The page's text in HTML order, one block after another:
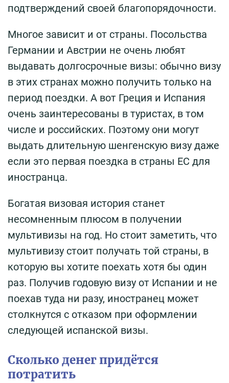
подтверждений своей благопорядочности.
Многое зависит и от страны. Посольства
Германии и Австрии не очень любят
выдавать долгосрочные визы: обычно визу
в этих странах можно получить только на
период поездки. А вот Греция и Испания
очень заинтересованы в туристах, в том
числе и российских. Поэтому они могут
выдать длительную шенгенскую визу даже
если это первая поездка в страны ЕС для
иностранца.
Богатая визовая история станет
несомненным плюсом в получении
мультивизы на год. Но стоит заметить, что
мультивизу стоит получать той страны, в
которую вы хотите поехать хотя бы один
раз. Получив годовую визу от Испании и не
поехав туда ни разу, иностранец может
столкнутся с отказом при оформлении
следующей испанской визы.
Сколько денег придётся
потратить